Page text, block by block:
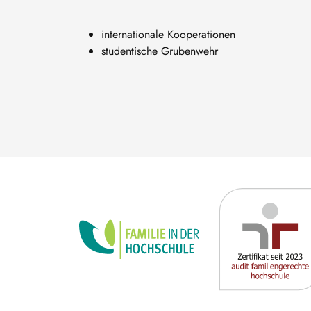
internationale Kooperationen
studentische Grubenwehr